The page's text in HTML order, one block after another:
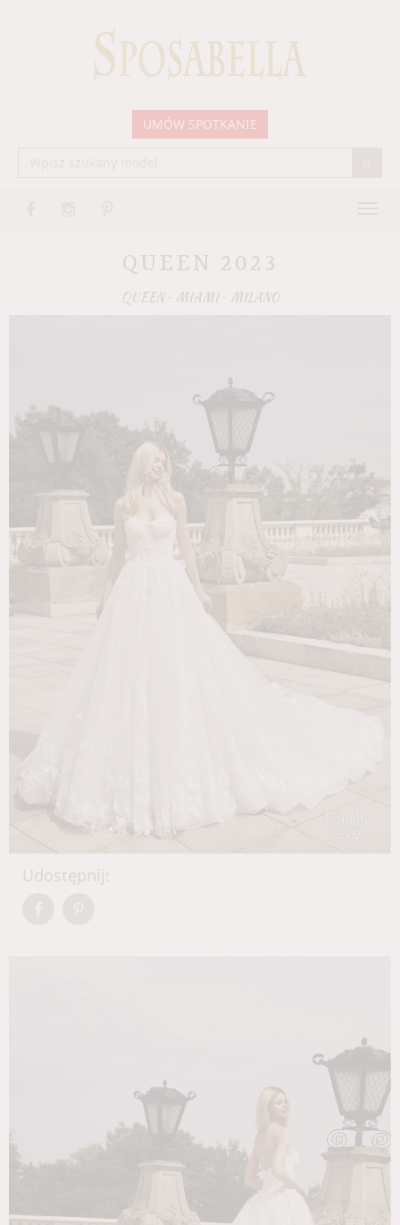
UMÓW SPOTKANIE
QUEEN 2023
QUEEN MIAMI- MILANO
Udostępnij: